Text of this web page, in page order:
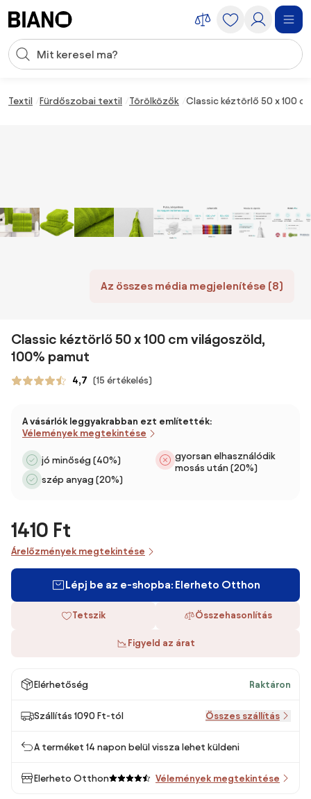
Keresési bevitel
Textil Fürdőszobai textil Törölközők Classic kéztörlő 50 x 100
Az összes média megjelenítése (8)
Classic kéztörlő 50 x 100 cm világoszöld,
100% pamut
4,7 (15 értékelés)
A vásárlók leggyakrabban ezt említették:
Vélemények megtekintése
jó minőség (40%)
szép anyag (20%)
gyorsan elhasználódik
mosás után (20%)
1410 Ft
Árelőzmények megtekintése
Lépj be az e-shopba: Elerheto Otthon
Tetszik Összehasonlítás
Figyeld az árat
Elérhetőség Raktáron
Szállítás 1090 Ft-tól Összes szállítás
A terméket 14 napon belül vissza lehet küldeni
Elerheto Otthon Vélemények megtekintése